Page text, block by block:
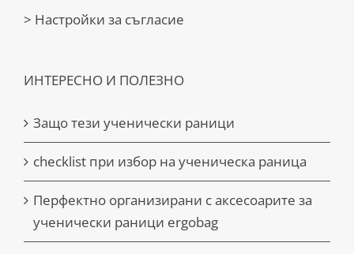
> Настройки за съгласие
ИНТЕРЕСНО И ПОЛЕЗНО
Защо тези ученически раници
checklist при избор на ученическа раница
Перфектно организирани с аксесоарите за
ученически раници ergobag